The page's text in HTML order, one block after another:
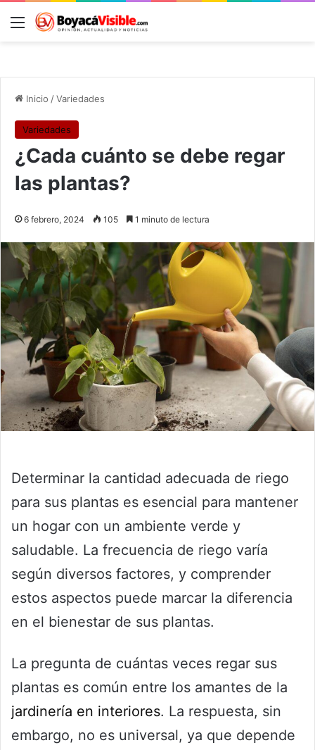
Menú
Inicio /Variedades
Variedades
¿Cada cuánto se debe regar
las plantas?
6 febrero, 2024 105 1 minuto de lectura
Determinar la cantidad adecuada de riego
para sus plantas es esencial para mantener
un hogar con un ambiente verde y
saludable. La frecuencia de riego varía
según diversos factores, y comprender
estos aspectos puede marcar la diferencia
en el bienestar de sus plantas.
La pregunta de cuántas veces regar sus
plantas es común entre los amantes de la
jardinería en interiores. La respuesta, sin
embargo, no es universal, ya que depende